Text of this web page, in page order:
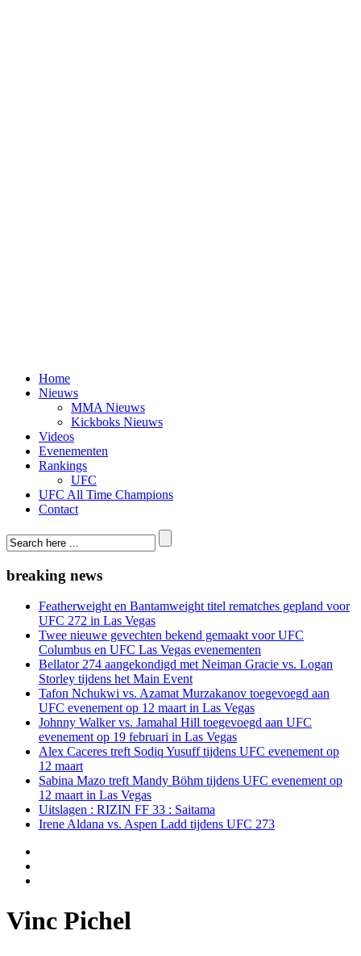
Home
Nieuws
MMA Nieuws
Kickboks Nieuws
Videos
Evenementen
Rankings
UFC
UFC All Time Champions
Contact
breaking news
Featherweight en Bantamweight titel rematches gepland voor
UFC 272 in Las Vegas
Twee nieuwe gevechten bekend gemaakt voor UFC
Columbus en UFC Las Vegas evenementen
Bellator 274 aangekondigd met Neiman Gracie vs. Logan
Storley tijdens het Main Event
Tafon Nchukwi vs. Azamat Murzakanov toegevoegd aan
UFC evenement op 12 maart in Las Vegas
Johnny Walker vs. Jamahal Hill toegevoegd aan UFC
evenement op 19 februari in Las Vegas
Alex Caceres treft Sodiq Yusuff tijdens UFC evenement op
12 maart
Sabina Mazo treft Mandy Böhm tijdens UFC evenement op
12 maart in Las Vegas
Uitslagen : RIZIN FF 33 : Saitama
Irene Aldana vs. Aspen Ladd tijdens UFC 273
Vinc Pichel